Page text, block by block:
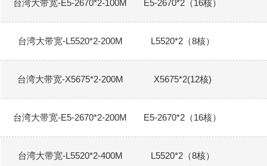
台湾大带宽-E5-2670*2-100M E5-2670*2（16核）
台湾大带宽-L5520*2-200M L5520*2（8核）
台湾大带宽-X5675*2-200M X5675*2(12核)
台湾大带宽-E5-2670*2-200M E5-2670*2（16核）
台湾大带宽-L5520*2-400M L5520*2（8核）